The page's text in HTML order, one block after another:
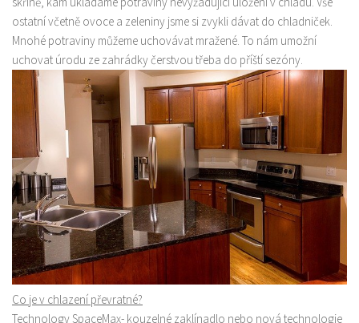
Produkty
ostatní včetně ovoce a zeleniny jsme si zvykli dávat do chladniček.
Mnohé potraviny můžeme uchovávat mražené. To nám umožní
uchovat úrodu ze zahrádky čerstvou třeba do příští sezóny.
Co je v chlazení převratné?
Technology SpaceMax- kouzelné zaklínadlo nebo nová technologie